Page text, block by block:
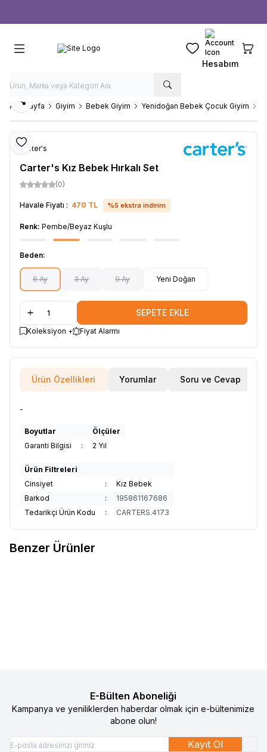
Favorilerim
Hesabım
Ana Sayfa Giyim Bebek Giyim Yenidoğan Bebek Çocuk Giyim
Favoriye Ekle
Paylaş
Carter's
Carter's Kız Bebek Hırkalı Set
(0)
Havale Fiyatı : 470 TL %5 ekstra indirim
Renk: Pembe/Beyaz Kuşlu
Beden:
6 Ay 3 Ay 9 Ay Yeni Doğan
SEPETE EKLE
Koleksiyon + Fiyat Alarmı
Ürün Özellikleri Yorumlar Soru ve Cevap
-
Boyutlar
Ölçüler
Garanti Bilgisi
: 2 Yıl
Ürün Filtreleri
Cinsiyet
:
Kız Bebek
Barkod
:
195861167686
Tedarikçi Ürün Kodu
: CARTERS.4173
Benzer Ürünler
E-Bülten Aboneliği
Kampanya ve yeniliklerden haberdar olmak için e-bültenimize
abone olun!
Kayıt Ol